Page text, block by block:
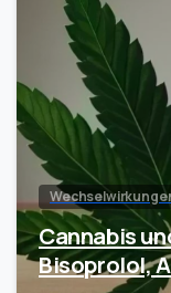
Cannabis
Bisoprolol,